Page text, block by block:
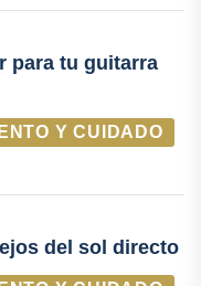
para tu guitarra
Y CUIDADO
del sol directo